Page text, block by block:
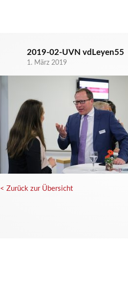
2019-02-UVN vdLeyen55
1. März 2019
< Zurück zur Übersicht